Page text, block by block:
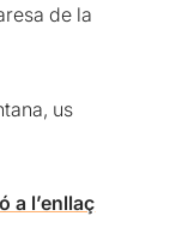
de la
us
a l’enllaç